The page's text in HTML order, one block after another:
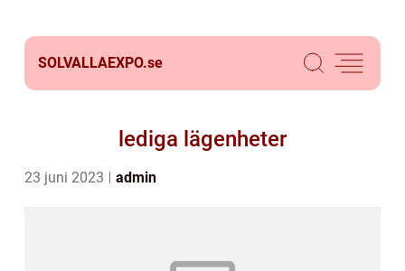
SOLVALLAEXPO.se
lediga lägenheter
23 juni 2023 admin